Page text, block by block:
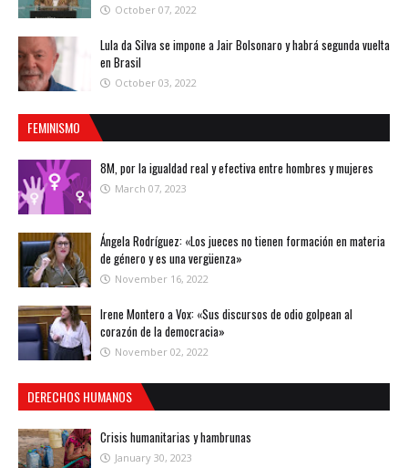
October 07, 2022
Lula da Silva se impone a Jair Bolsonaro y habrá segunda vuelta
en Brasil
October 03, 2022
FEMINISMO
8M, por la igualdad real y efectiva entre hombres y mujeres
March 07, 2023
Ángela Rodríguez: «Los jueces no tienen formación en materia
de género y es una vergüenza»
November 16, 2022
Irene Montero a Vox: «Sus discursos de odio golpean al
corazón de la democracia»
November 02, 2022
DERECHOS HUMANOS
Crisis humanitarias y hambrunas
January 30, 2023